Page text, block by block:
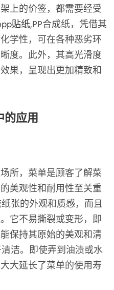
上的价签，都需要经受
贴纸,PP合成纸，凭借其
学性，可在各种恶劣环
度。此外，其高光滑度
果，呈现出更加精致和
的应用
所，菜单是顾客了解菜
美观性和耐用性至关重
张的外观和质感，而且
它不易撕裂或变形，即
保持其原始的美观和清
洁。即使弄到油渍或水
大延长了菜单的使用寿